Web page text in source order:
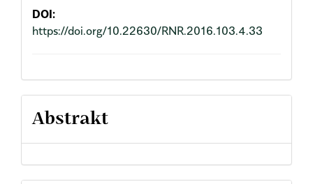
DOI:
https://doi.org/10.22630/RNR.2016.103.4.33
Abstrakt